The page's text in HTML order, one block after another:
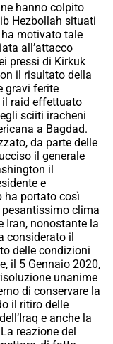
hanno colpito
Hezbollah situati
motivato tale
all’attacco
pressi di Kirkuk
il risultato della
gravi ferite
il raid effettuato
sciiti iracheni
a Bagdad.
da parte delle
il generale
il
e
ha portato così
clima
Iran, nonostante la
considerato il
delle condizioni
il 5 Gennaio 2020,
unanime
di conservare la
il ritiro delle
e anche la
reazione del